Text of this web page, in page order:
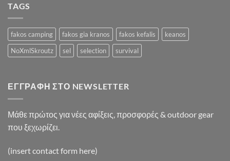
TAGS
fakos camping fakos gia kranos fakos kefalis
keanos
NoXmlSkroutz
sel selection survival
ΕΓΓΡΑΦΉ ΣΤΟ NEWSLETTER
Μάθε πρώτος για νέες αφίξεις, προσφορές & outdoor gear
που ξεχωρίζει.
(insert contact form here)